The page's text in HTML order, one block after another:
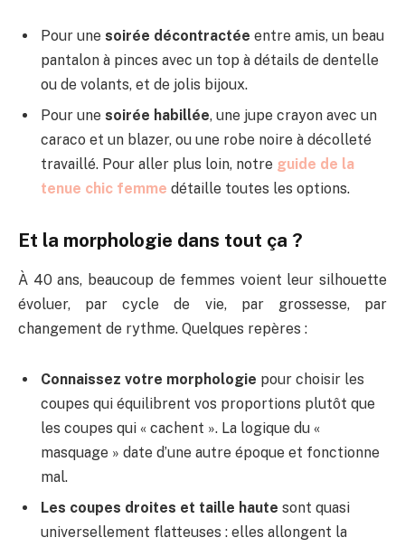
Pour une soirée décontractée entre amis, un beau
pantalon à pinces avec un top à détails de dentelle
ou de volants, et de jolis bijoux.
Pour une soirée habillée, une jupe crayon avec un
caraco et un blazer, ou une robe noire à décolleté
travaillé. Pour aller plus loin, notre guide de la
tenue chic femme détaille toutes les options.
Et la morphologie dans tout ça ?
À 40 ans, beaucoup de femmes voient leur silhouette
évoluer, par cycle de vie, par grossesse, par
changement de rythme. Quelques repères :
Connaissez votre morphologie pour choisir les
coupes qui équilibrent vos proportions plutôt que
les coupes qui « cachent ». La logique du «
masquage » date d’une autre époque et fonctionne
mal.
Les coupes droites et taille haute sont quasi
universellement flatteuses : elles allongent la